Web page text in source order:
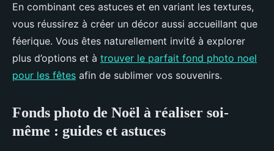
En combinant ces astuces et en variant les textures,
vous réussirez à créer un décor aussi accueillant que
féerique. Vous êtes naturellement invité à explorer
plus d’options et à trouver le parfait fond photo noel
pour les fêtes afin de sublimer vos souvenirs.
Fonds photo de Noël à réaliser soi-
même : guides et astuces